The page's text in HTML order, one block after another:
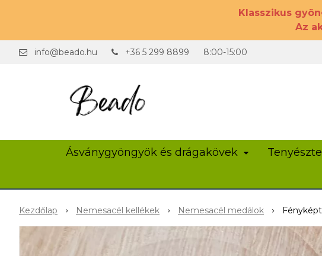
Klasszikus
Az
info@beado.hu +36 5 299 8899 8:00-15:00
Ásványgyöngyök és drágakövek
Kezdőlap Nemesacél kellékek Nemesacél medálok